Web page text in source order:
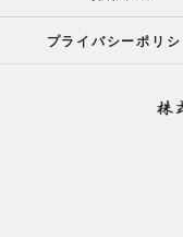
プライバシーポリ